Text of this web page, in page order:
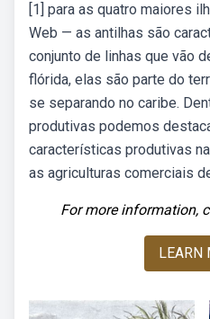
[1] para as quatro maiores
Web — as antilhas são
conjunto de linhas que vão
flórida, elas são parte do
se separando no caribe.
produtivas podemos
características produtivas
as agriculturas comerciais
For more information,
LEARN